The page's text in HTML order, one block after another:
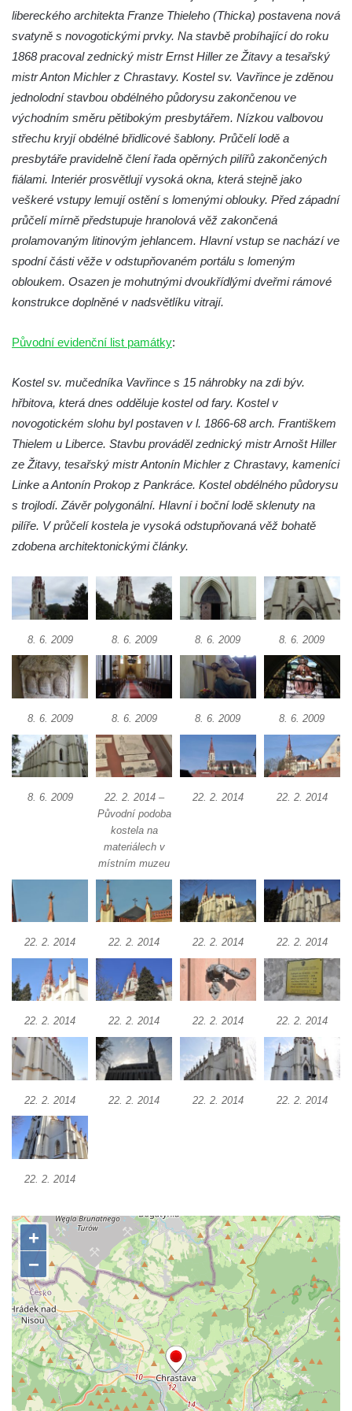
Kaple mezi Dolním Třebonínem a Horním
Třebonínem
Kaple v severní části Dolního Třebonína
Márnice na hřbitově v Rybniště
Kaple u kostela svatého Jiljí v Lužci nad
Vltavou
Kostel svatého Jiljí v Lužci nad Vltavou
Kaple Božího těla na hřbitově v Hostíně u
Vojkovic
Kostel Nanebevzetí Panny Marie v Hostíně
u Vojkovic
Kaple svatého Bartoloměje v Bukolu
Hřbitovní kaple na hřbitově v Lužci nad
Vltavou
Kostel svatého Havla na hřbitově v
Hrobčicích
Kaple svatého Vavřince v Mirošovicích
Márnice na hřbitově v Račicích
Márnice na hřbitově v Dobříni
Kaple v Bezděkově
Kaple Nejsvětější Trojice v centru Liběšic
Výklenková kaple na rozcestí na jižním
Kostel svaté Kateřiny v Chouči
Kaple svatého Blažeje východně od Lužice
Kostel svatého Augustina v Lužici
Márnice na hřbitově v Lužici
Kostel svatého Martina v Kozlech
Márnice na hřbitově v Kozlech
Vesnický kostel v Reinhardtsdorfu
Kaple v Oparnu
Kaple Nanebevstoupení Panny Marie ve
Výklenková kaple Piety ve Svojkově
Kostel Nejsvětější Trojice ve Velenicích
Kostel Nanebevzetí Panny Marie (St. Mariä
Himmelfahrt) v Schirgiswalde
Kostel svaté Máří Magdaleny u hradu
Krasíkov
Kaple Olivetské hory pod věží kostela
Kostel Zvěstování Panny Marie v Duchcově
Výklenková kaple v Teplické ulici u stadionu
v Duchcově
Kostel svatých Petra a Pavla v Jeníkově
Kaple svaté Anny v Jeníkově
Kaple Panny Marie v Lahošti
Kaple svatého Jana Nepomuckého v
Lahošti
Kostel svatého Mikuláše v Mikulášovicích
Kaple Tří otců v Mikulášovicích
Kaple Matky Boží v Mikulášovicích
libereckého architekta Franze Thieleho (Thicka) postavena nová
svatyně s novogotickými prvky. Na stavbě probíhající do roku
1868 pracoval zednický mistr Ernst Hiller ze Žitavy a tesařský
mistr Anton Michler z Chrastavy. Kostel sv. Vavřince je zděnou
jednolodní stavbou obdélného půdorysu zakončenou ve
východním směru pětibokým presbytářem. Nízkou valbovou
střechu kryjí obdélné břidlicové šablony. Průčelí lodě a
presbytáře pravidelně člení řada opěrných pilířů zakončených
fiálami. Interiér prosvětlují vysoká okna, která stejně jako
veškeré vstupy lemují ostění s lomenými oblouky. Před západní
průčelí mírně předstupuje hranolová věž zakončená
prolamovaným litinovým jehlancem. Hlavní vstup se nachází ve
spodní části věže v odstupňovaném portálu s lomeným
obloukem. Osazen je mohutnými dvoukřídlými dveřmi rámové
konstrukce doplněné v nadsvětlíku vitrají.
Původní evidenční list památky:
Kostel sv. mučedníka Vavřince s 15 náhrobky na zdi býv.
hřbitova, která dnes odděluje kostel od fary. Kostel v
novogotickém slohu byl postaven v l. 1866-68 arch. Františkem
Thielem u Liberce. Stavbu prováděl zednický mistr Arnošt Hiller
ze Žitavy, tesařský mistr Antonín Michler z Chrastavy, kameníci
Linke a Antonín Prokop z Pankráce. Kostel obdélného půdorysu
s trojlodí. Závěr polygonální. Hlavní i boční lodě sklenuty na
pilíře. V průčelí kostela je vysoká odstupňovaná věž bohatě
zdobena architektonickými články.
8. 6. 2009 8. 6. 2009 8. 6. 2009 8. 6. 2009
8. 6. 2009 8. 6. 2009 8. 6. 2009 8. 6. 2009
8. 6. 2009
22. 2. 2014 –
Původní podoba
kostela na
materiálech v
místním muzeu
22. 2. 2014 22. 2. 2014
22. 2. 2014 22. 2. 2014 22. 2. 2014 22. 2. 2014
22. 2. 2014 22. 2. 2014 22. 2. 2014 22. 2. 2014
22. 2. 2014 22. 2. 2014 22. 2. 2014 22. 2. 2014
22. 2. 2014